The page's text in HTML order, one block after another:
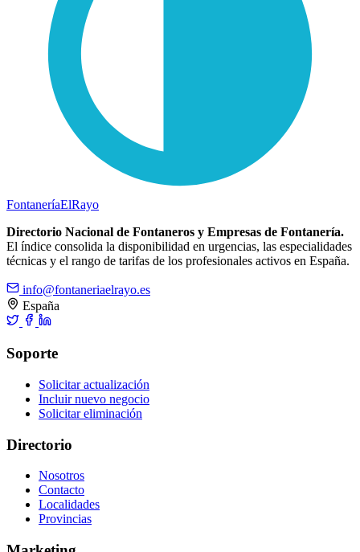
FontaneríaElRayo
Directorio Nacional de Fontaneros y Empresas de Fontanería.
El índice consolida la disponibilidad en urgencias, las especialidades
técnicas y el rango de tarifas de los profesionales activos en España.
info@fontaneriaelrayo.es
España
Soporte
Solicitar actualización
Incluir nuevo negocio
Solicitar eliminación
Directorio
Nosotros
Contacto
Localidades
Provincias